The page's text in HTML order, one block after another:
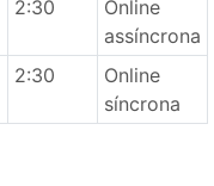
2:30
Online
assíncrona
2:30
Online
síncrona